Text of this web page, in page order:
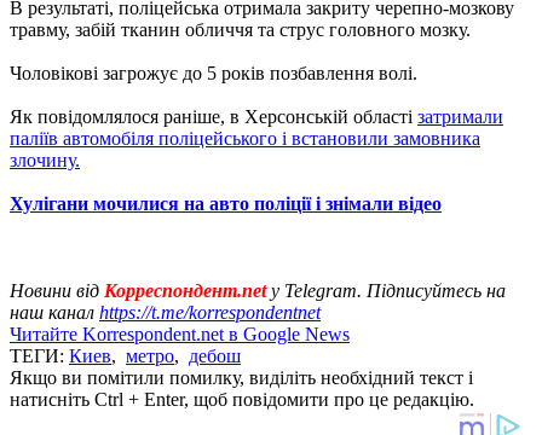
В результаті, поліцейська отримала закриту черепно-мозкову
травму, забій тканин обличчя та струс головного мозку.
Чоловікові загрожує до 5 років позбавлення волі.
Як повідомлялося раніше, в Херсонській області затримали
паліїв автомобіля поліцейського і встановили замовника
злочину.
Хулігани мочилися на авто поліції і знімали відео
Новини від Корреспондент.netу Telegram. Підписуйтесь на
наш канал https://t.me/korrespondentnet
Читайте Korrespondent.net в Google News
ТЕГИ: Киев, метро, дебош
Якщо ви помітили помилку, виділіть необхідний текст і
натисніть Ctrl + Enter, щоб повідомити про це редакцію.